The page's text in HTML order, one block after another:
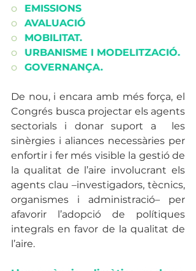
o EMISSIONS
o AVALUACIÓ
o MOBILITAT.
o URBANISME I MODELITZACIÓ.
o GOVERNANÇA.
De nou, i encara amb més força, el
Congrés busca projectar els agents
sectorials i donar suport a  les
sinèrgies i aliances necessàries per
enfortir i fer més visible la gestió de
la qualitat de l’aire involucrant els
agents clau –investigadors, tècnics,
organismes i administració– per
afavorir l’adopció de polítiques
integrals en favor de la qualitat de
l’aire.